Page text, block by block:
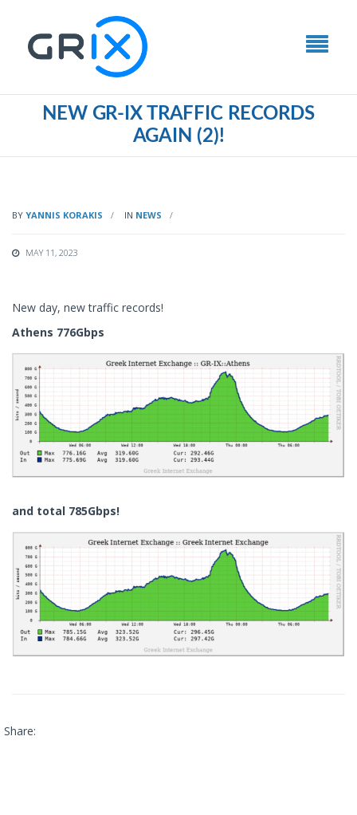
NEW GR-IX TRAFFIC RECORDS
AGAIN (2)!
BY YANNIS KORAKIS IN NEWS
MAY 11, 2023
New day, new traffic records!
Athens 776Gbps
and total 785Gbps!
Share: